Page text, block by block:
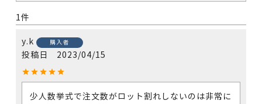
1
y.k 購入者
投稿日 2023/04/15
少人数挙式で注文数がロット割れしないのは非常に